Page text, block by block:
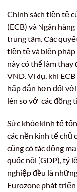
Chính sách tiền tệ
(ECB) và Ngân
trung tâm. Các
tiền tệ và biện pháp
này có thể làm thay
VND. Ví dụ, khi
hấp dẫn hơn đối
lên so với các đồng
Sức khỏe kinh tế
các nền kinh tế chủ
cũng có tác động
quốc nội (GDP), tỷ
nghiệp đều là
Eurozone phát